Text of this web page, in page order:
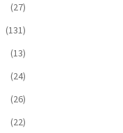
(27)
(131)
(13)
(24)
(26)
(22)